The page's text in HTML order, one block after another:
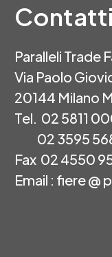
Contatti
Paralleli Trade
Via Paolo
20144 Milano
Tel. 02 5811
02 3595
Fax 02 4550
Email : fiere @